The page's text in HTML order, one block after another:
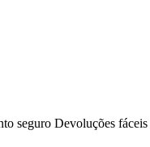
seguro Devoluções fáceis